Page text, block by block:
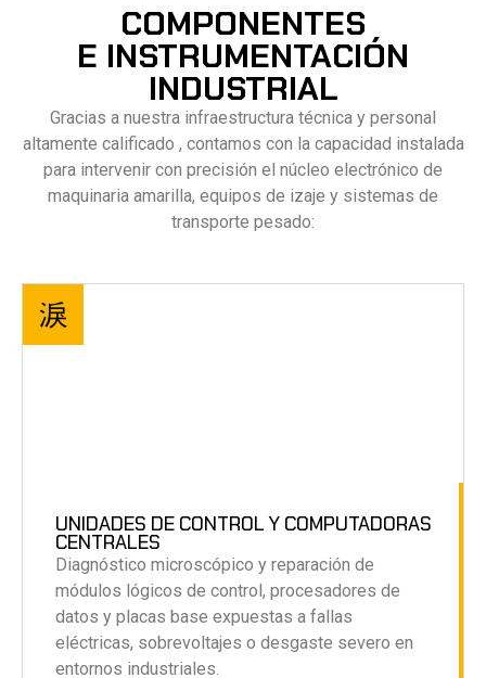
COMPONENTES
E INSTRUMENTACIÓN
INDUSTRIAL
Gracias a nuestra infraestructura técnica y personal
altamente calificado , contamos con la capacidad instalada
para intervenir con precisión el núcleo electrónico de
maquinaria amarilla, equipos de izaje y sistemas de
transporte pesado:
UNIDADES DE CONTROL Y COMPUTADORAS
CENTRALES
Diagnóstico microscópico y reparación de
módulos lógicos de control, procesadores de
datos y placas base expuestas a fallas
eléctricas, sobrevoltajes o desgaste severo en
entornos industriales.